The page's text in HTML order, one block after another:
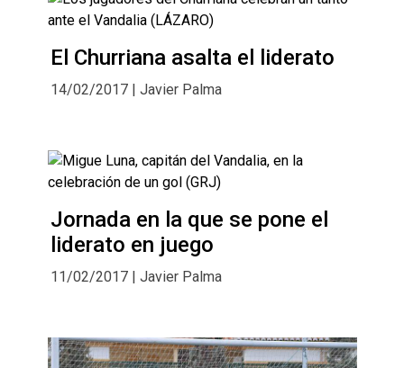
El Churriana asalta el liderato
14/02/2017 | Javier Palma
Jornada en la que se pone el
liderato en juego
11/02/2017 | Javier Palma